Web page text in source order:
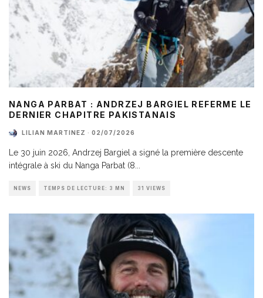
NANGA PARBAT : ANDRZEJ BARGIEL REFERME LE
DERNIER CHAPITRE PAKISTANAIS
LILIAN MARTINEZ · 02/07/2026
Le 30 juin 2026, Andrzej Bargiel a signé la première descente
intégrale à ski du Nanga Parbat (8
NEWS TEMPS DE LECTURE: 3 MN 31 VIEWS